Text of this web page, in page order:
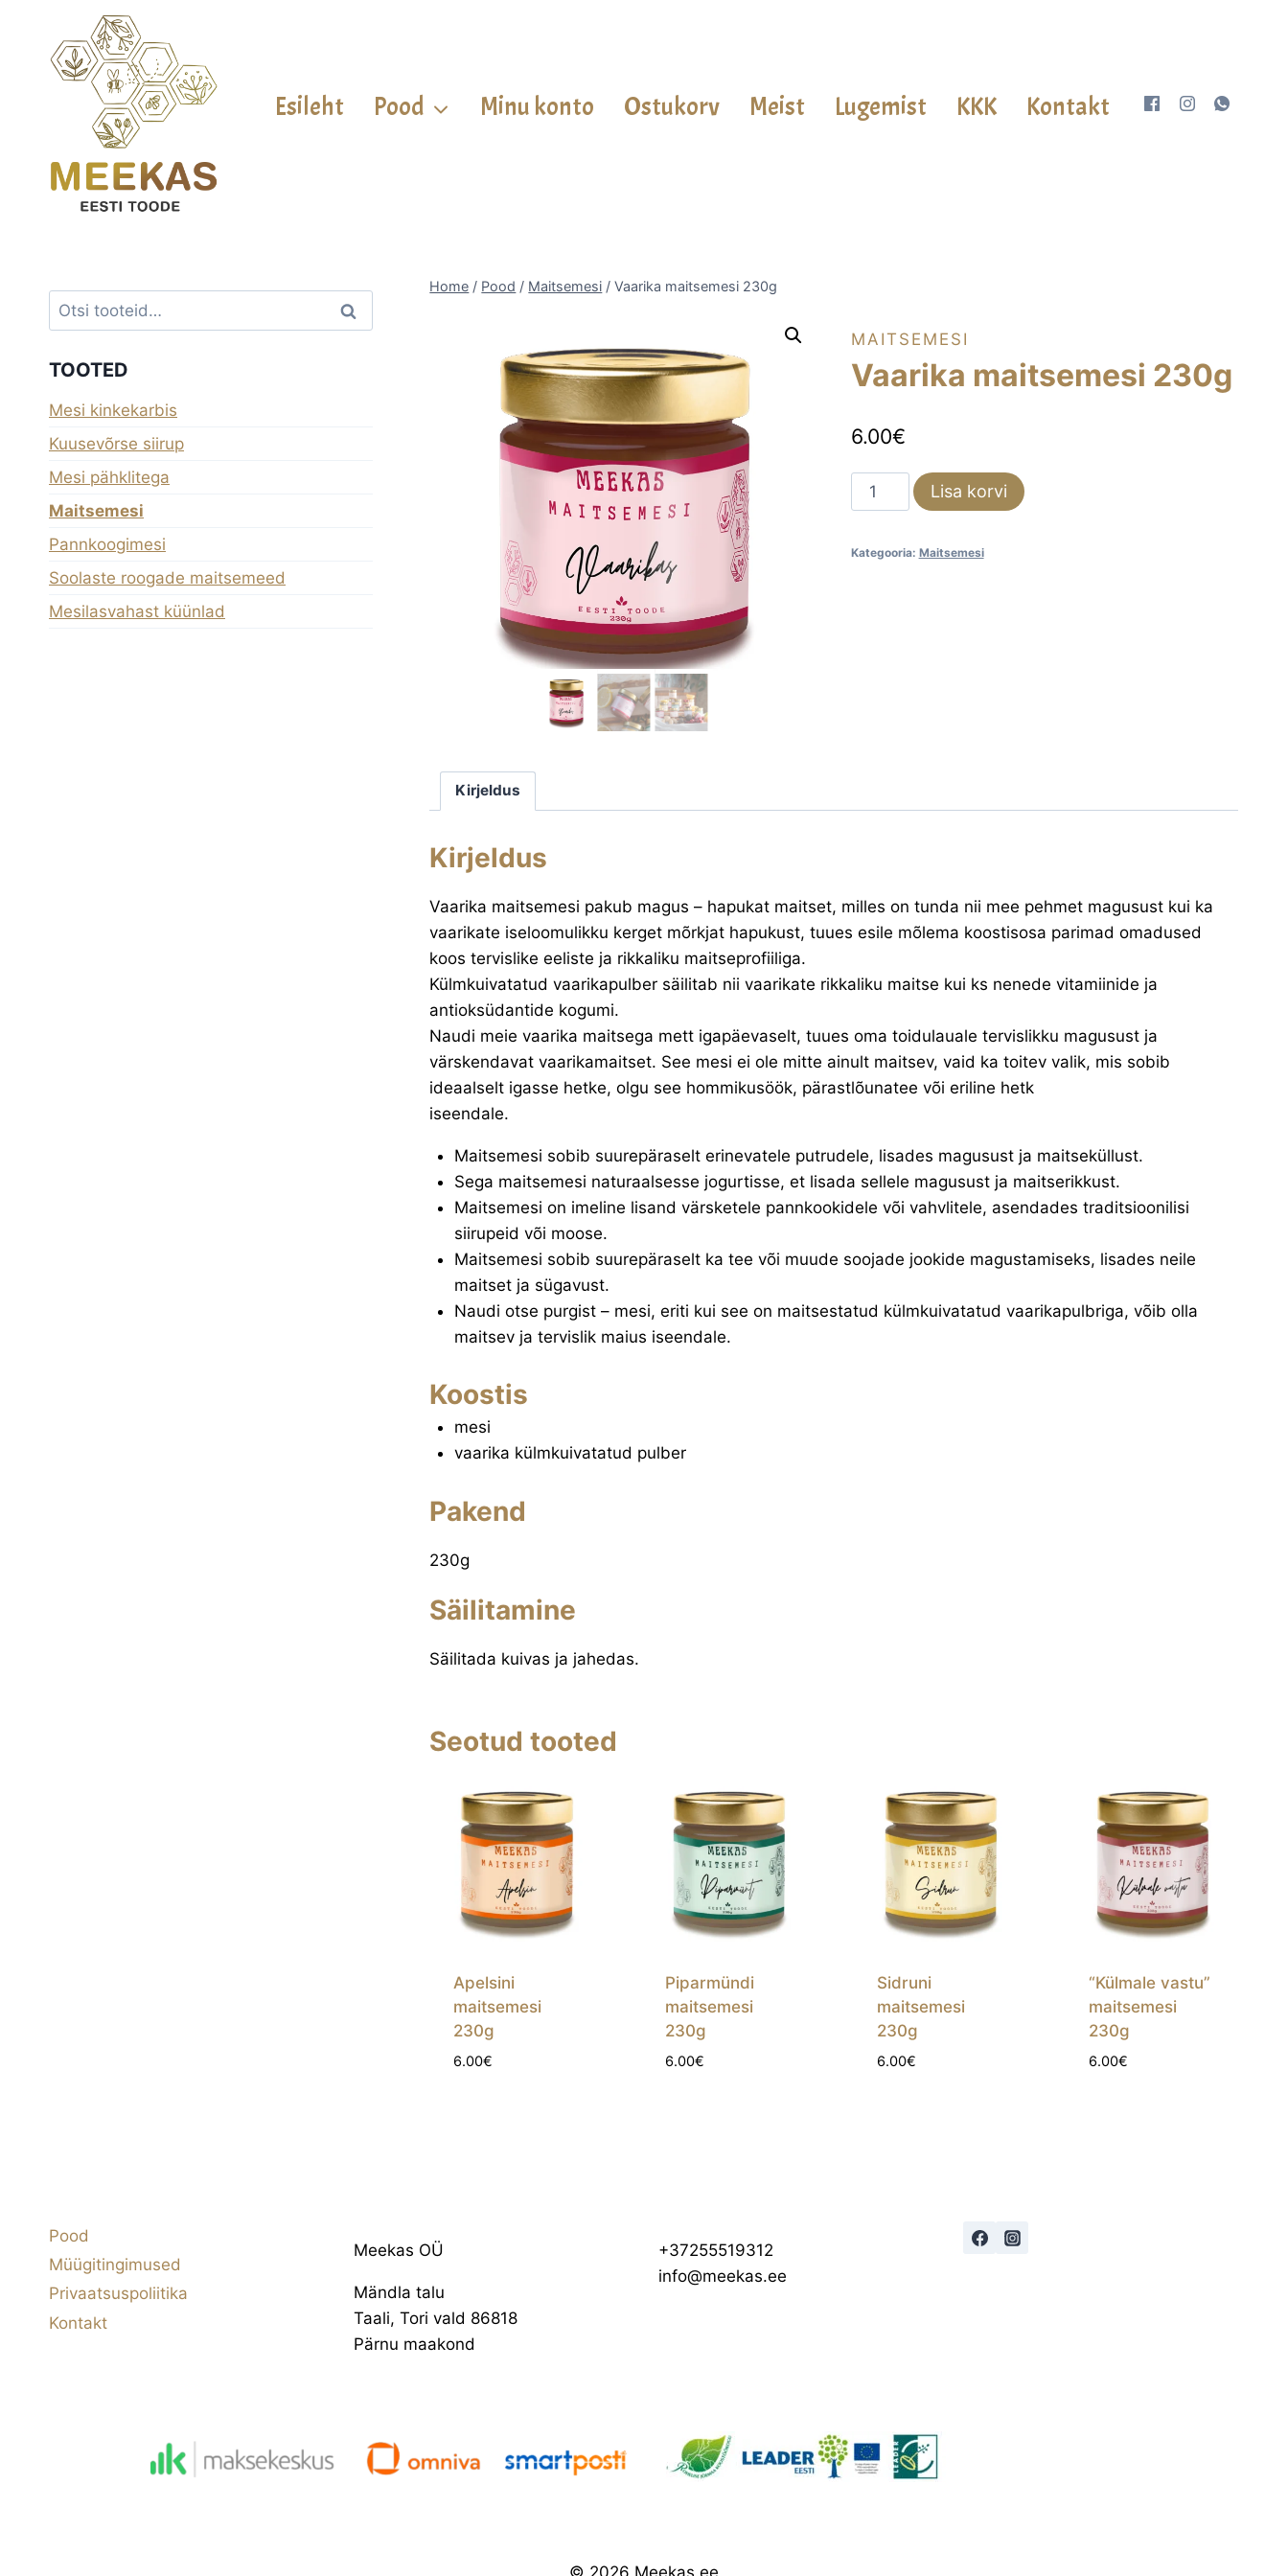
content
Esileht Pood Minu konto Ostukorv Meist Lugemist KKK Kontakt
Home / Pood / Maitsemesi / Vaarika maitsemesi 230g
MAITSEMESI
Vaarika maitsemesi 230g
6.00€
Vaarika
maitsemesi
kogus
Lisa korvi
Kategooria: Maitsemesi
Kirjeldus
Kirjeldus
Vaarika maitsemesi pakub magus – hapukat maitset, milles on tunda nii mee pehmet magusust kui ka
vaarikate iseloomulikku kerget mõrkjat hapukust, tuues esile mõlema koostisosa parimad omadused
koos tervislike eeliste ja rikkaliku maitseprofiiliga.
Külmkuivatatud vaarikapulber säilitab nii vaarikate rikkaliku maitse kui ks nenede vitamiinide ja
antioksüdantide kogumi.
Naudi meie vaarika maitsega mett igapäevaselt, tuues oma toidulauale tervislikku magusust ja
värskendavat vaarikamaitset. See mesi ei ole mitte ainult maitsev, vaid ka toitev valik, mis sobib
ideaalselt igasse hetke, olgu see hommikusöök, pärastlõunatee või eriline hetk
iseendale.
Maitsemesi sobib suurepäraselt erinevatele putrudele, lisades magusust ja maitseküllust.
Sega maitsemesi naturaalsesse jogurtisse, et lisada sellele magusust ja maitserikkust.
Maitsemesi on imeline lisand värsketele pannkookidele või vahvlitele, asendades traditsioonilisi
siirupeid või moose.
Maitsemesi sobib suurepäraselt ka tee või muude soojade jookide magustamiseks, lisades neile
maitset ja sügavust.
Naudi otse purgist – mesi, eriti kui see on maitsestatud külmkuivatatud vaarikapulbriga, võib olla
maitsev ja tervislik maius iseendale.
Koostis
mesi
vaarika külmkuivatatud pulber
Pakend
230g
Säilitamine
Säilitada kuivas ja jahedas.
Seotud tooted
Apelsini
maitsemesi
230g
6.00€
Piparmündi
maitsemesi
230g
6.00€
Sidruni
maitsemesi
230g
6.00€
“Külmale vastu”
maitsemesi
230g
6.00€
Otsi: Otsi
TOOTED
Mesi kinkekarbis
Kuusevõrse siirup
Mesi pähklitega
Maitsemesi
Pannkoogimesi
Soolaste roogade maitsemeed
Mesilasvahast küünlad
Pood
Müügitingimused
Privaatsuspoliitika
Kontakt
Meekas OÜ
Mändla talu
Taali, Tori vald 86818
Pärnu maakond
+37255519312
info@meekas.ee
© 2026 Meekas.ee